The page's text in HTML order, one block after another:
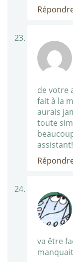
de votre
fait à la
aurais
toute
va être